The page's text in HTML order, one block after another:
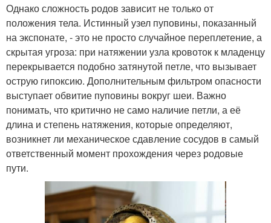
Однако сложность родов зависит не только от
положения тела. Истинный узел пуповины, показанный
на экспонате, - это не просто случайное переплетение, а
скрытая угроза: при натяжении узла кровоток к младенцу
перекрывается подобно затянутой петле, что вызывает
острую гипоксию. Дополнительным фильтром опасности
выступает обвитие пуповины вокруг шеи. Важно
понимать, что критично не само наличие петли, а её
длина и степень натяжения, которые определяют,
возникнет ли механическое сдавление сосудов в самый
ответственный момент прохождения через родовые
пути.